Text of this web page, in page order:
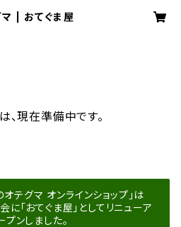
| おてぐま屋
、現在準備中です。
テグマ オンラインショップ」は
「おてぐま屋」としてリニューア
プンしました。